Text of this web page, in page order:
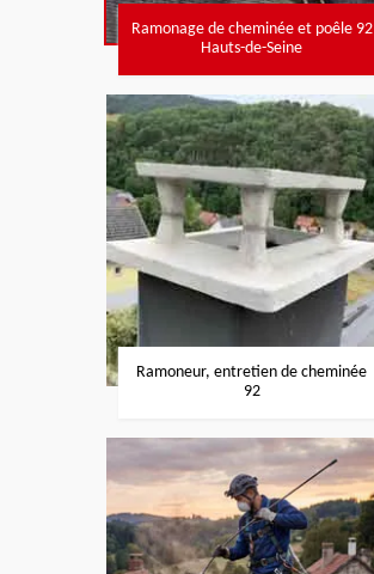
Ramonage de cheminée et poêle 92
Hauts-de-Seine
Ramoneur, entretien de cheminée
92